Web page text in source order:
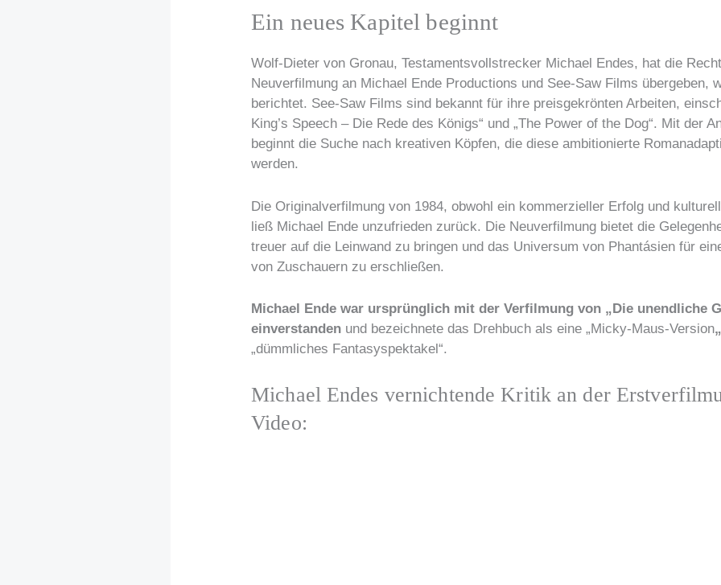
Ein neues Kapitel beginnt
Wolf-Dieter von Gronau, Testamentsvollstrecker Michael Endes, hat die
Neuverfilmung an Michael Ende Productions und See-Saw Films übergeben,
berichtet. See-Saw Films sind bekannt für ihre preisgekrönten Arbeiten,
King’s Speech – Die Rede des Königs“ und „The Power of the Dog“. Mit der
beginnt die Suche nach kreativen Köpfen, die diese ambitionierte
werden.
Die Originalverfilmung von 1984, obwohl ein kommerzieller Erfolg und
ließ Michael Ende unzufrieden zurück. Die Neuverfilmung bietet die
treuer auf die Leinwand zu bringen und das Universum von Phantásien für
von Zuschauern zu erschließen.
Michael Ende war ursprünglich mit der Verfilmung von „Die unendliche
einverstanden und bezeichnete das Drehbuch als eine „Micky-Maus-Version„
„dümmliches Fantasyspektakel“.
Michael Endes vernichtende Kritik an der
Video: